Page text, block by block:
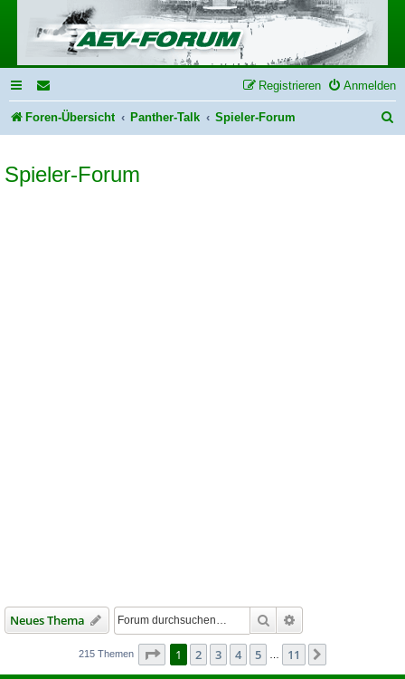
Anmelden
Registrieren
Foren-Übersicht Panther-Talk Spieler-Forum
Spieler-Forum
Neues Thema Suche
215 Themen Seite 1von 11
1 2 3 4 5 11